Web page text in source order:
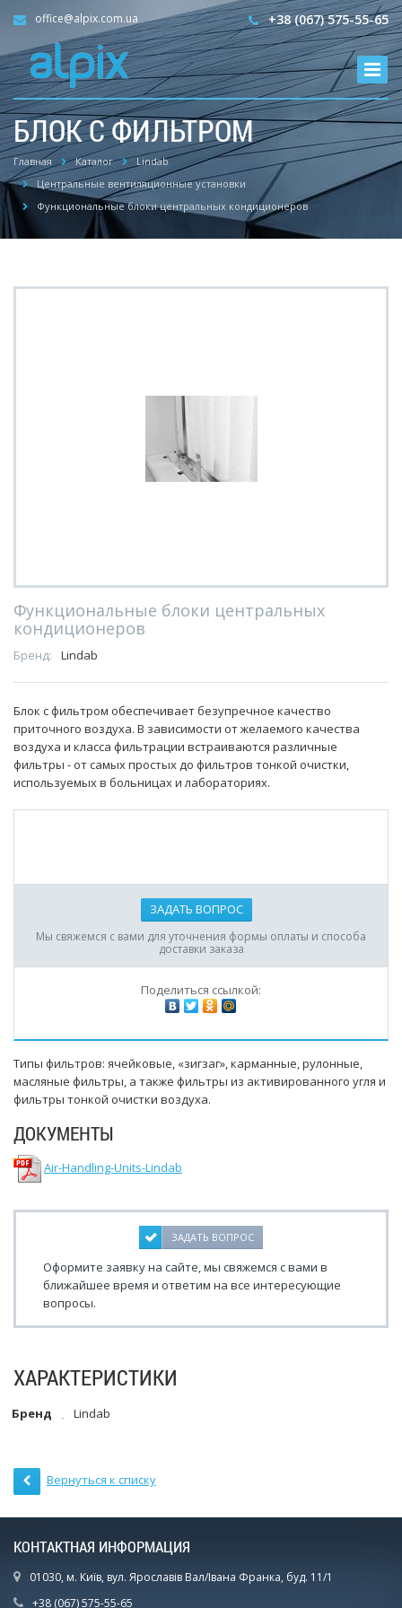
+38 (067) 575-55-65
office@alpix.com.ua
БЛОК С ФИЛЬТРОМ
Главная Каталог
Lindab
Центральные вентиляционные установки
Функциональные блоки центральных кондиционеров
Функциональные блоки центральных
кондиционеров
Бренд: Lindab
Блок с фильтром обеспечивает безупречное качество
приточного воздуха. В зависимости от желаемого качества
воздуха и класса фильтрации встраиваются различные
фильтры - от самых простых до фильтров тонкой очистки,
используемых в больницах и лабораториях.
ЗАДАТЬ ВОПРОС
Мы свяжемся с вами для уточнения формы оплаты и способа
доставки заказа
Поделиться ссылкой:
Типы фильтров: ячейковые, «зигзаг», карманные, рулонные,
масляные фильтры, а также фильтры из активированного угля и
фильтры тонкой очистки воздуха.
ДОКУМЕНТЫ
Air-Handling-Units-Lindab
ЗАДАТЬ ВОПРОС
Оформите заявку на сайте, мы свяжемся с вами в
ближайшее время и ответим на все интересующие
вопросы.
ХАРАКТЕРИСТИКИ
Бренд Lindab
Вернуться к списку
КОНТАКТНАЯ ИНФОРМАЦИЯ
01030, м. Київ, вул. Ярославів Вал/Івана Франка, буд. 11/1
+38 (067) 575-55-65